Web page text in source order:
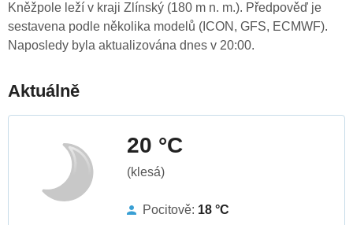
Kněžpole leží v kraji Zlínský (180 m n. m.). Předpověď je
sestavena podle několika modelů (ICON, GFS, ECMWF).
Naposledy byla aktualizována dnes v 20:00.
Aktuálně
20 °C
(klesá)
Pocitově: 18 °C